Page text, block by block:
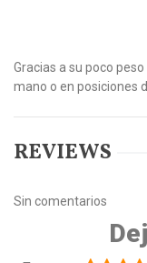
Gracias a su poco
mano o en posiciones
REVIEWS
Sin comentarios